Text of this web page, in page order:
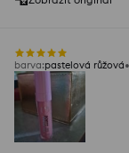
barva:pastelová růžová